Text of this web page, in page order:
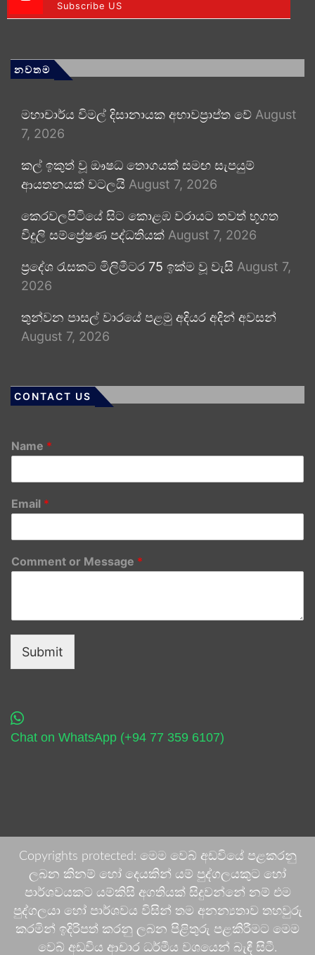
Subscribe US
නවතම
මහාචාර්ය විමල් දිසානායක අභාවප්‍රාප්ත වේ August
7, 2026
කල් ඉකුත් වූ ඖෂධ තොගයක් සමඟ සැපයුම්
ආයතනයක් වටලයි August 7, 2026
කෙරවලපිටියේ සිට කොළඹ වරායට තවත් භූගත
විදුලි සම්ප්‍රේෂණ පද්ධතියක් August 7, 2026
ප්‍රදේශ රැසකට මිලිමීටර 75 ඉක්ම වූ වැසි August 7,
2026
තුන්වන පාසල් වාරයේ පළමු අදියර අදින් අවසන්
August 7, 2026
CONTACT US
Name *
Email *
Comment or Message *
Submit
Chat on WhatsApp (+94 77 359 6107)
Copyrights protected: මෙම වෙබ් අඩවියේ පළකරනු
ලබන කිනම් හෝ දෙයකින් යම් පුද්ගලයකුට හෝ
පාර්ශවයකට යම්කිසි අගතියක් සිදුවන්නේ නම් එම
පුද්ගලයා හෝ පාර්ශවය විසින් තම අනන්‍යතාව තහවුරු
කරමින් ඉදිරිපත් කරනු ලබන පිළිතුරු පළකිරීමට මෙම
වෙබ් අඩවිය ආචාර ධර්මීය වශයෙන් බැඳී සිටී.